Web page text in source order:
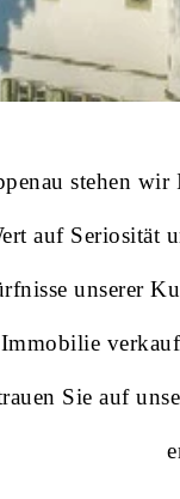
stehen
auf Seriosität
unserer
Sie auf